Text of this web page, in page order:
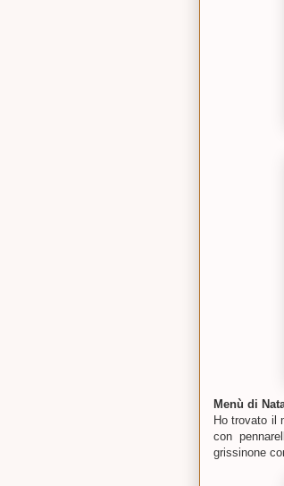
Menù di
Ho trovato il
con
grissinone